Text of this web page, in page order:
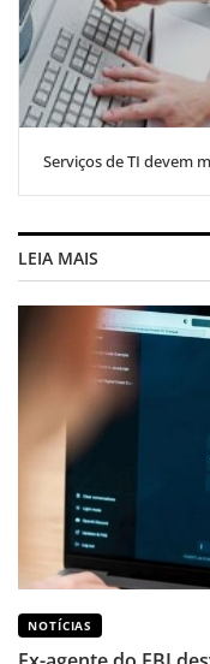
Serviços de TI devem
LEIA MAIS
NOTÍCIAS